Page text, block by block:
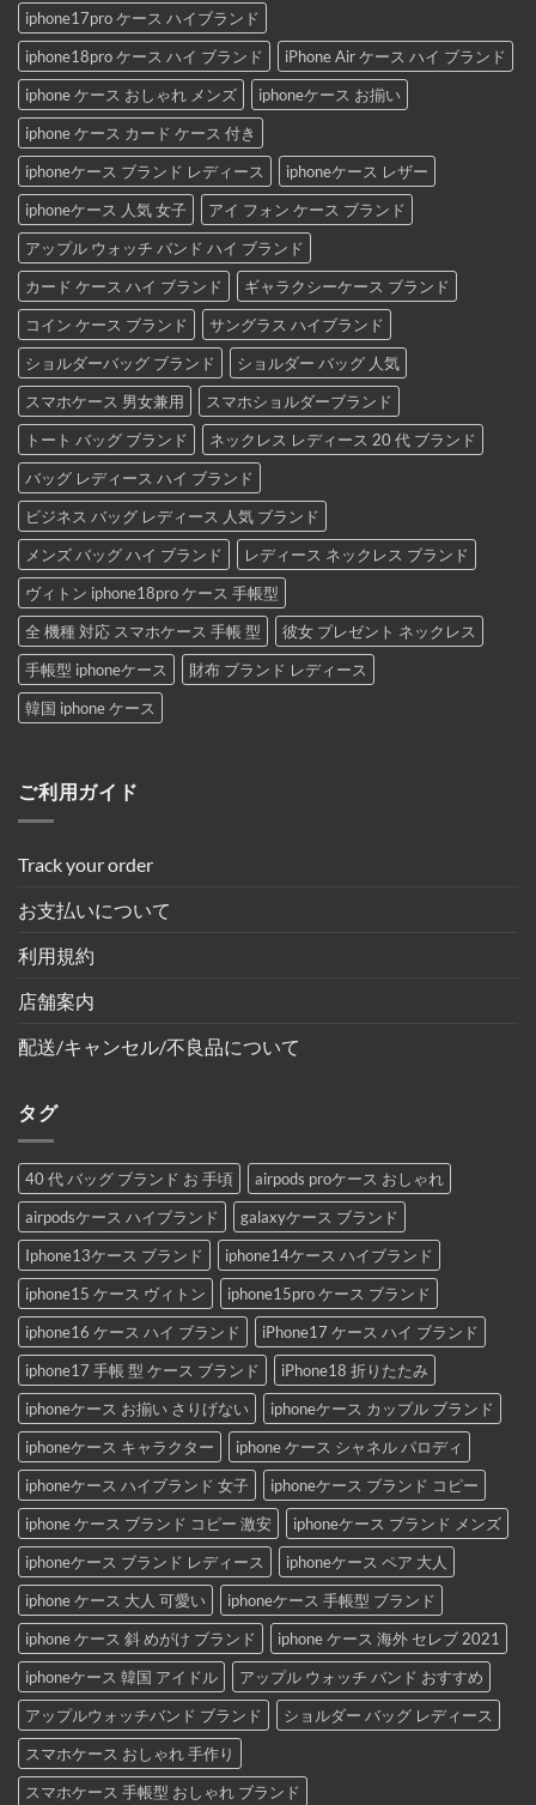
iphone17pro ケース ハイブランド
iphone18pro ケース ハイ ブランド
iPhone Air ケース ハイ ブランド
iphone ケース おしゃれ メンズ
iphoneケース お揃い
iphone ケース カード ケース 付き
iphoneケース ブランド レディース
iphoneケース レザー
iphoneケース 人気 女子
アイ フォン ケース ブランド
アップル ウォッチ バンド ハイ ブランド
カード ケース ハイ ブランド
ギャラクシーケース ブランド
コイン ケース ブランド
サングラス ハイブランド
ショルダーバッグ ブランド
ショルダー バッグ 人気
スマホケース 男女兼用
スマホショルダーブランド
トート バッグ ブランド
ネックレス レディース 20 代 ブランド
バッグ レディース ハイ ブランド
ビジネス バッグ レディース 人気 ブランド
メンズ バッグ ハイ ブランド
レディース ネックレス ブランド
ヴィトン iphone18pro ケース 手帳型
全 機種 対応 スマホケース 手帳 型
彼女 プレゼント ネックレス
手帳型 iphoneケース
財布 ブランド レディース
韓国 iphone ケース
ご利用ガイド
Track your order
お支払いについて
利用規約
店舗案内
配送/キャンセル/不良品について
タグ
40 代 バッグ ブランド お 手頃
airpods proケース おしゃれ
airpodsケース ハイブランド
galaxyケース ブランド
Iphone13ケース ブランド
iphone14ケース ハイブランド
iphone15 ケース ヴィトン
iphone15pro ケース ブランド
iphone16 ケース ハイ ブランド
iPhone17 ケース ハイ ブランド
iphone17 手帳 型 ケース ブランド
iPhone18 折りたたみ
iphoneケース お揃い さりげない
iphoneケース カップル ブランド
iphoneケース キャラクター
iphone ケース シャネル パロディ
iphoneケース ハイブランド 女子
iphoneケース ブランド コピー
iphone ケース ブランド コピー 激安
iphoneケース ブランド メンズ
iphoneケース ブランド レディース
iphoneケース ペア 大人
iphone ケース 大人 可愛い
iphoneケース 手帳型 ブランド
iphone ケース 斜 めがけ ブランド
iphone ケース 海外 セレブ 2021
iphoneケース 韓国 アイドル
アップル ウォッチ バンド おすすめ
アップルウォッチバンド ブランド
ショルダー バッグ レディース
スマホケース おしゃれ 手作り
スマホケース 手帳型 おしゃれ ブランド